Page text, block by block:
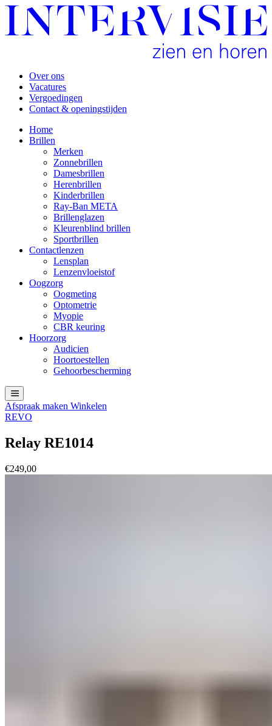
Over ons
Vacatures
Vergoedingen
Contact & openingstijden
Home
Brillen
Merken
Zonnebrillen
Damesbrillen
Herenbrillen
Kinderbrillen
Ray-Ban META
Brillenglazen
Kleurenblind brillen
Sportbrillen
Contactlenzen
Lensplan
Lenzenvloeistof
Oogzorg
Oogmeting
Optometrie
Myopie
CBR keuring
Hoorzorg
Audicien
Hoortoestellen
Gehoorbescherming
Afspraak maken Winkelen
REVO
Relay RE1014
€249,00